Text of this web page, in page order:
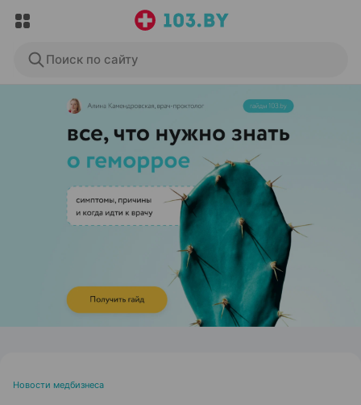
Поиск по сайту
ЭФФЕКТИВНАЯ РЕКЛАМА НА САЙТЕ
Новости медбизнеса